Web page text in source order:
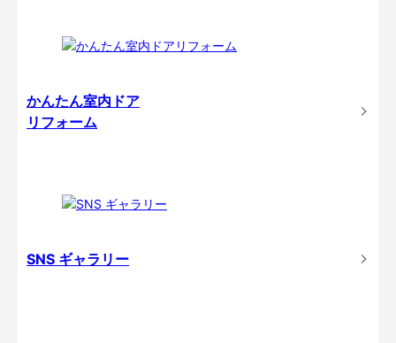
かんたん室内ドア
リフォーム
SNS ギャラリー